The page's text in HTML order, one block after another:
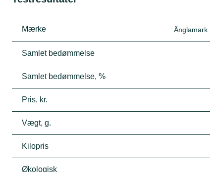
Mærke Änglamark
Samlet bedømmelse
Samlet bedømmelse, %
Pris, kr.
Vægt, g.
Kilopris
Økologisk